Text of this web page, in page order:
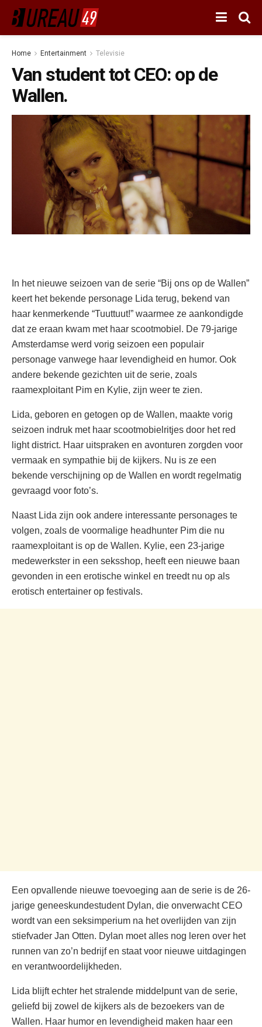
Home Entertainment Televisie
Van student tot CEO: op de
Wallen.
In het nieuwe seizoen van de serie “Bij ons op de Wallen”
keert het bekende personage Lida terug, bekend van
haar kenmerkende “Tuuttuut!” waarmee ze aankondigde
dat ze eraan kwam met haar scootmobiel. De 79-jarige
Amsterdamse werd vorig seizoen een populair
personage vanwege haar levendigheid en humor. Ook
andere bekende gezichten uit de serie, zoals
raamexploitant Pim en Kylie, zijn weer te zien.
Lida, geboren en getogen op de Wallen, maakte vorig
seizoen indruk met haar scootmobielritjes door het red
light district. Haar uitspraken en avonturen zorgden voor
vermaak en sympathie bij de kijkers. Nu is ze een
bekende verschijning op de Wallen en wordt regelmatig
gevraagd voor foto’s.
Naast Lida zijn ook andere interessante personages te
volgen, zoals de voormalige headhunter Pim die nu
raamexploitant is op de Wallen. Kylie, een 23-jarige
medewerkster in een seksshop, heeft een nieuwe baan
gevonden in een erotische winkel en treedt nu op als
erotisch entertainer op festivals.
Een opvallende nieuwe toevoeging aan de serie is de 26-
jarige geneeskundestudent Dylan, die onverwacht CEO
wordt van een seksimperium na het overlijden van zijn
stiefvader Jan Otten. Dylan moet alles nog leren over het
runnen van zo’n bedrijf en staat voor nieuwe uitdagingen
en verantwoordelijkheden.
Lida blijft echter het stralende middelpunt van de serie,
geliefd bij zowel de kijkers als de bezoekers van de
Wallen. Haar humor en levendigheid maken haar een